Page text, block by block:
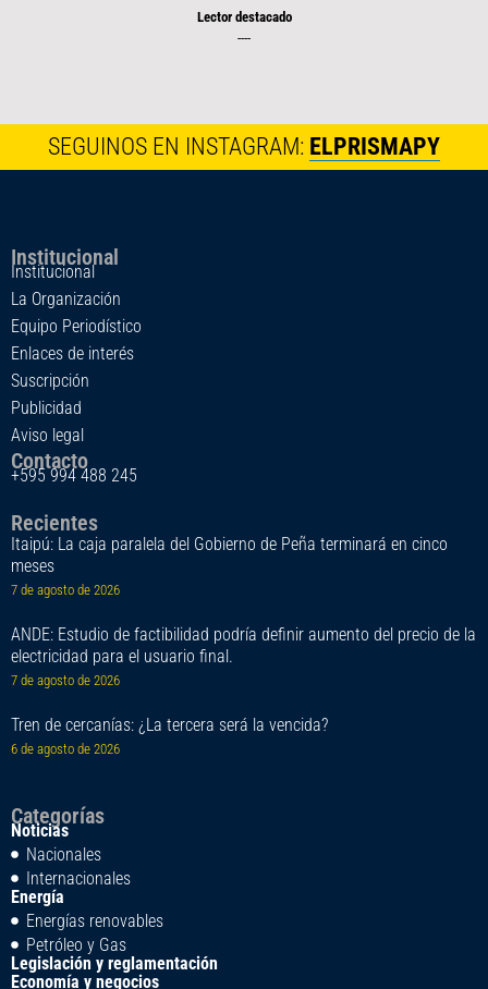
Lector destacado
----
SEGUINOS EN INSTAGRAM: ELPRISMAPY
Institucional
Institucional
La Organización
Equipo Periodístico
Enlaces de interés
Suscripción
Publicidad
Aviso legal
Contacto
+595 994 488 245
Recientes
Itaipú: La caja paralela del Gobierno de Peña terminará en cinco
meses
7 de agosto de 2026
ANDE: Estudio de factibilidad podría definir aumento del precio de la
electricidad para el usuario final.
7 de agosto de 2026
Tren de cercanías: ¿La tercera será la vencida?
6 de agosto de 2026
Categorías
Noticias
Nacionales
Internacionales
Energía
Energías renovables
Petróleo y Gas
Legislación y reglamentación
Economía y negocios